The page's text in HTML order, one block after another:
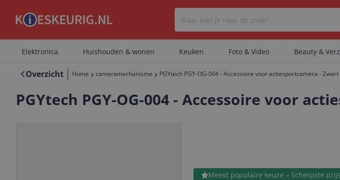
Er zijn geen
Er zijn geen artikelen
Elektronica Huishouden & wonen Keuken Foto & Video Beauty &
Overzicht Home cameramechanisme PGYtech PGY-OG-004 - Accessoire voor actiesportcamera - Zwart
PGYtech PGY-OG-004 - Accessoire voor
Meest populaire keuze – Scherpste
Bekijk product